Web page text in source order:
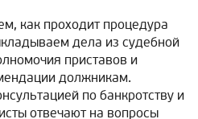
как проходит процедура
дела из судебной
приставов и
должникам.
по банкротству и
отвечают на вопросы